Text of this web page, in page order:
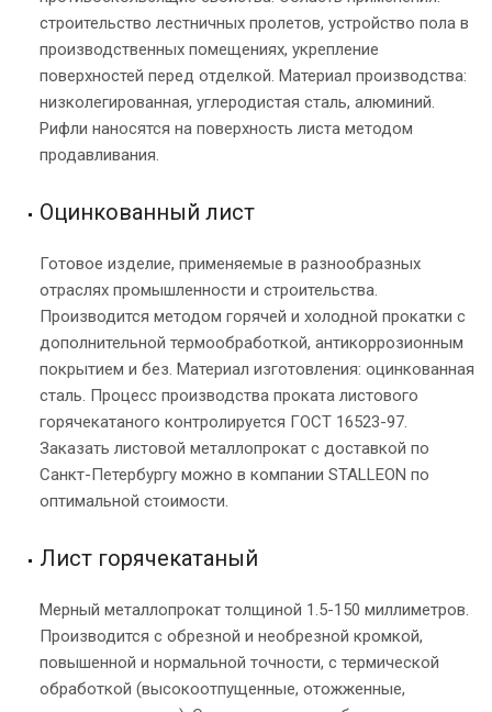
строительство лестничных пролетов, устройство пола в
производственных помещениях, укрепление
поверхностей перед отделкой. Материал производства:
низколегированная, углеродистая сталь, алюминий.
Рифли наносятся на поверхность листа методом
продавливания.
Оцинкованный лист
Готовое изделие, применяемые в разнообразных
отраслях промышленности и строительства.
Производится методом горячей и холодной прокатки с
дополнительной термообработкой, антикоррозионным
покрытием и без. Материал изготовления: оцинкованная
сталь. Процесс производства проката листового
горячекатаного контролируется ГОСТ 16523-97.
Заказать листовой металлопрокат с доставкой по
Санкт-Петербургу можно в компании STALLEON по
оптимальной стоимости.
Лист горячекатаный
Мерный металлопрокат толщиной 1.5-150 миллиметров.
Производится с обрезной и необрезной кромкой,
повышенной и нормальной точности, с термической
обработкой (высокоотпущенные, отожженные,